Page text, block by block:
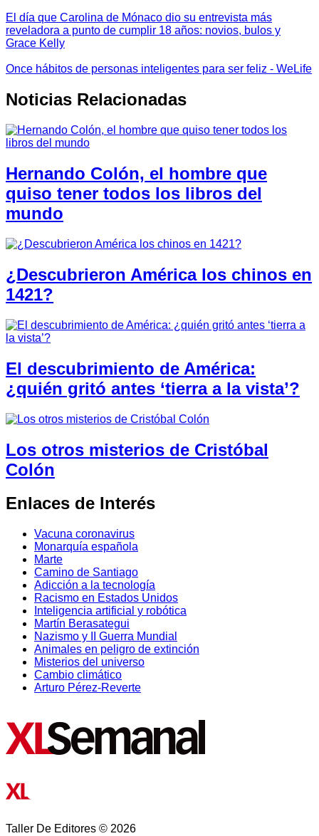
El día que Carolina de Mónaco dio su entrevista más
reveladora a punto de cumplir 18 años: novios, bulos y
Grace Kelly
Once hábitos de personas inteligentes para ser feliz - WeLife
Noticias Relacionadas
Hernando Colón, el hombre que
quiso tener todos los libros del
mundo
¿Descubrieron América los chinos en
1421?
El descubrimiento de América:
¿quién gritó antes ‘tierra a la vista’?
Los otros misterios de Cristóbal
Colón
Enlaces de Interés
Vacuna coronavirus
Monarquía española
Marte
Camino de Santiago
Adicción a la tecnología
Racismo en Estados Unidos
Inteligencia artificial y robótica
Martín Berasategui
Nazismo y II Guerra Mundial
Animales en peligro de extinción
Misterios del universo
Cambio climático
Arturo Pérez-Reverte
Taller De Editores © 2026